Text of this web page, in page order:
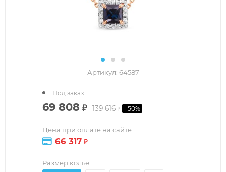
Артикул: 64587
69 808 ₽ 139 616₽ -50%
Цена при оплате на сайте
66 317 ₽
Под заказ
Размер колье